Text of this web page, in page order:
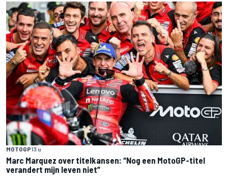
MOTOGP13 u
Marc Marquez over titelkansen: “Nog een MotoGP-titel
verandert mijn leven niet”